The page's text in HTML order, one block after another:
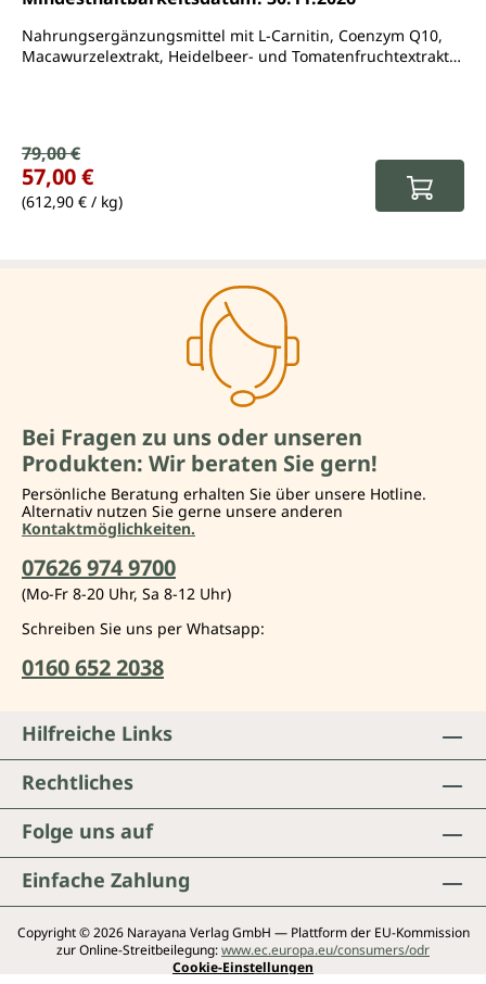
Nahrungsergänzungsmittel mit L-Carnitin, Coenzym Q10,
Macawurzelextrakt, Heidelbeer- und Tomatenfruchtextrakt,
Verkaufspreis:
Regulärer Preis:
79,00 €
57,00 €
(612,90 € / kg)
Bei Fragen zu uns oder unseren
Produkten: Wir beraten Sie gern!
Persönliche Beratung erhalten Sie über unsere Hotline.
Alternativ nutzen Sie gerne unsere anderen
Kontaktmöglichkeiten.
07626 974 9700
(Mo-Fr 8-20 Uhr, Sa 8-12 Uhr)
Schreiben Sie uns per Whatsapp:
0160 652 2038
Folge uns auf
Einfache Zahlung
Hilfreiche Links
Rechtliches
Copyright © 2026 Narayana Verlag GmbH — Plattform der EU-Kommission
zur Online-Streitbeilegung:www.ec.europa.eu/consumers/odr
Cookie-Einstellungen